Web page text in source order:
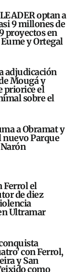
optan a
9 millones de
proyectos en
y Ortegal
adjudicación
Mougá y
priorice el
sobre el
a Obramat y
nuevo Parque
Ferrol el
de diez
Ultramar
con Ferrol,
y San
como